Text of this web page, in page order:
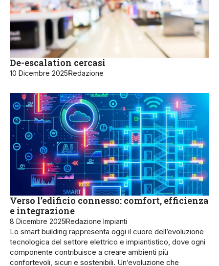
De-escalation cercasi
10 Dicembre 2025Redazione
Verso l’edificio connesso: comfort, efficienza
e integrazione
8 Dicembre 2025Redazione Impianti
Lo smart building rappresenta oggi il cuore dell’evoluzione
tecnologica del settore elettrico e impiantistico, dove ogni
componente contribuisce a creare ambienti più
confortevoli, sicuri e sostenibili. Un’evoluzione che